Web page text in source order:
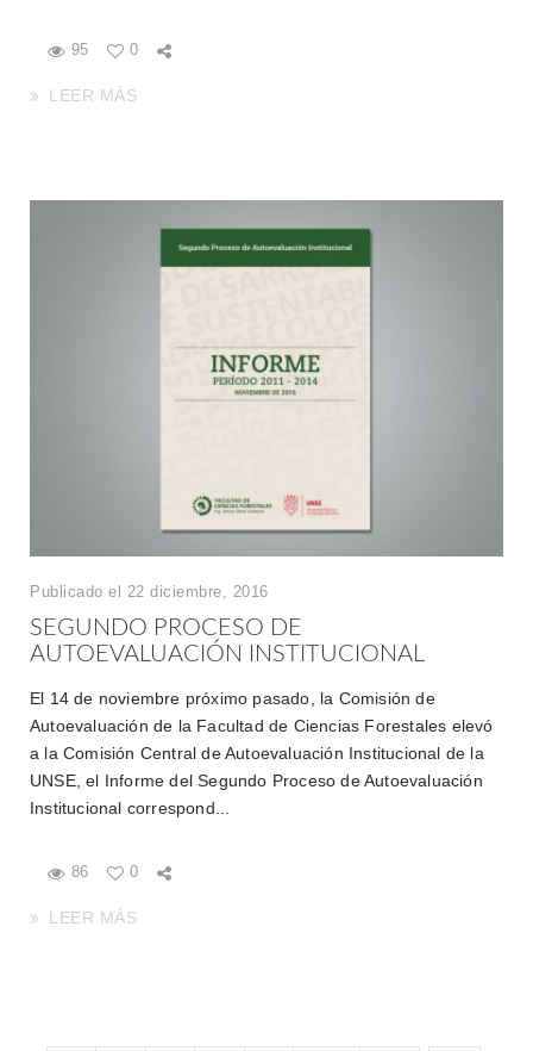
95 0
LEER MÁS
Publicado el 22 diciembre, 2016
SEGUNDO PROCESO DE
AUTOEVALUACIÓN INSTITUCIONAL
El 14 de noviembre próximo pasado, la Comisión de
Autoevaluación de la Facultad de Ciencias Forestales elevó
a la Comisión Central de Autoevaluación Institucional de la
UNSE, el Informe del Segundo Proceso de Autoevaluación
Institucional correspond...
86 0
LEER MÁS